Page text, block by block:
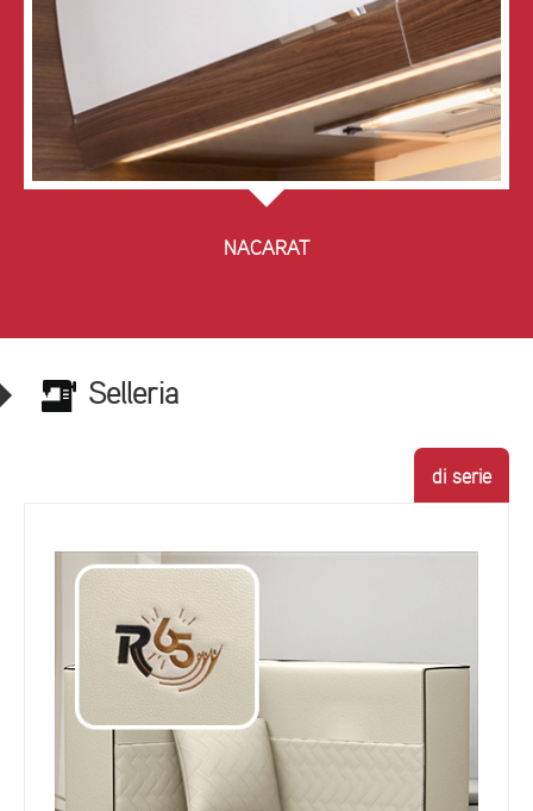
NACARAT
Selleria
di serie